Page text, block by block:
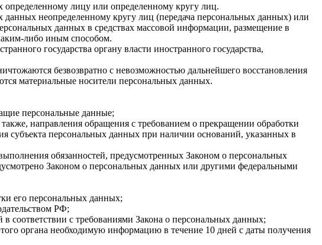
лицу или определенному кругу лиц.
неопределенному кругу лиц (передача персональных данных) или
данных в средствах массовой информации, размещение в
либо иным способом.
государства органу власти иностранного государства,
безвозвратно с невозможностью дальнейшего восстановления
материальные носители персональных данных.
персональные данные;
направления обращения с требованием о прекращении обработки
субъекта персональных данных при наличии оснований, указанных в
обязанностей, предусмотренных Законом о персональных
Законом о персональных данных или другими федеральными
его персональных данных;
РФ;
соответствии с требованиями Закона о персональных данных;
органа необходимую информацию в течение 10 дней с даты получения